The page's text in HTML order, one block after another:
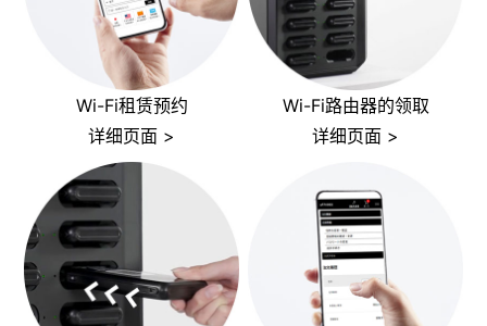
Wi-Fi租赁预约
详细页面 >
Wi-Fi路由器的领取
详细页面 >